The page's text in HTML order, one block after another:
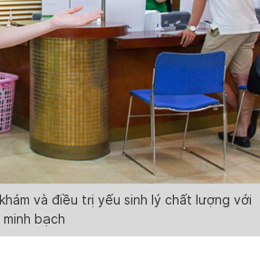
và điều trị yếu sinh lý chất lượng với
bạch